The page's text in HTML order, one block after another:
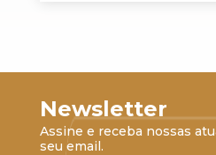
Newsletter
Assine e receba nossas
seu email.